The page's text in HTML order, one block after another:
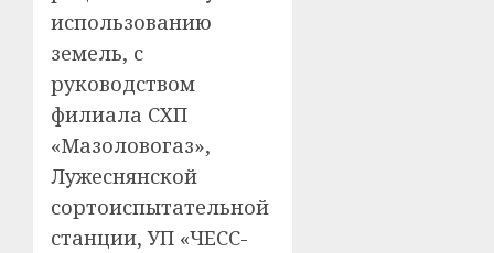
использованию
земель, с
руководством
филиала СХП
«Мазоловогаз»,
Лужеснянской
сортоиспытательной
станции, УП «ЧЕСС-